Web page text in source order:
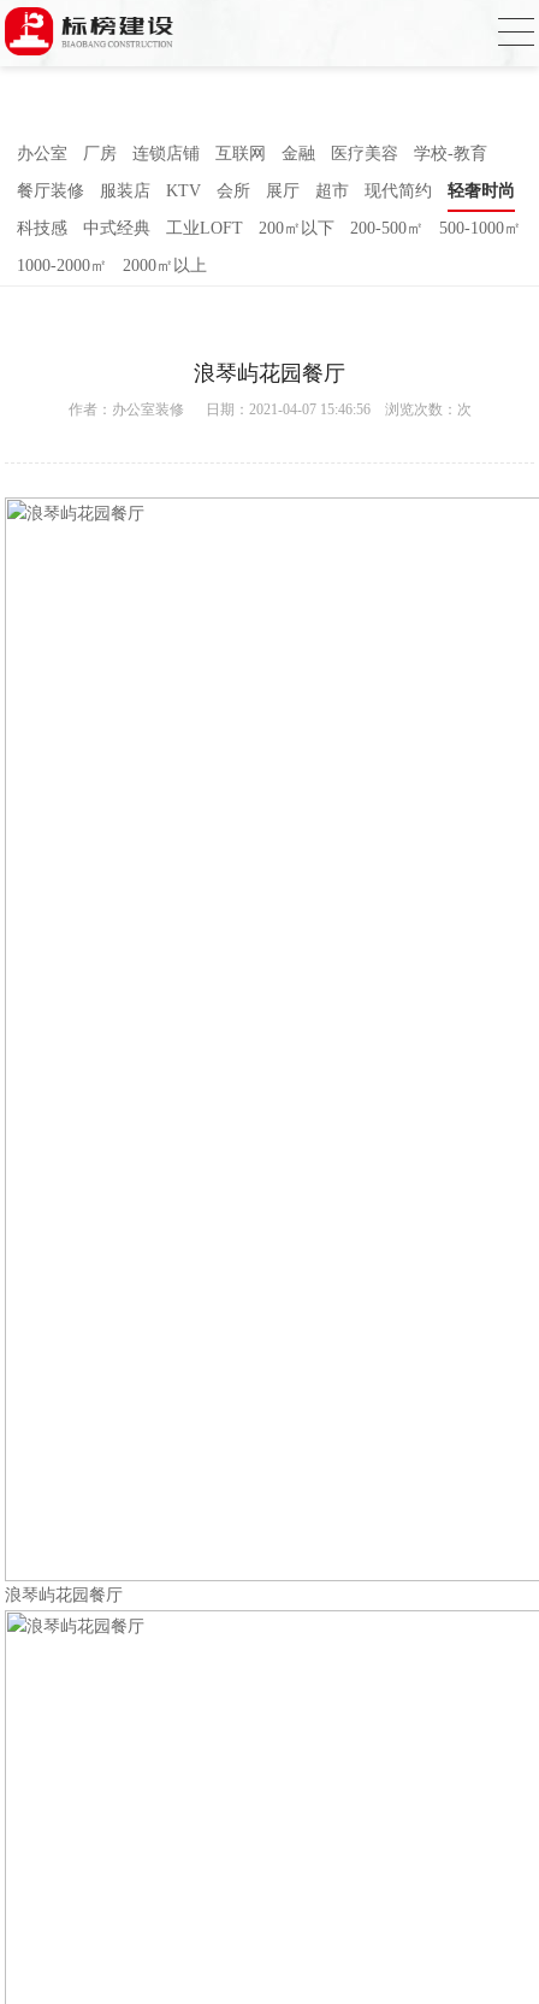
香蕉视频在线免费,香蕉视频导航,黄色香蕉
视频下载,91香蕉APP成人污在线观看
办公室 厂房 连锁店铺 互联网 金融 医疗美容 学校-教育
餐厅装修 服装店 KTV 会所 展厅 超市 现代简约 轻奢时尚
科技感 中式经典 工业LOFT 200㎡以下 200-500㎡ 500-1000㎡
1000-2000㎡ 2000㎡以上
浪琴屿花园餐厅
作者： 办公室装修 日期：2021-04-07 15:46:56 浏览次数： 次
浪琴屿花园餐厅